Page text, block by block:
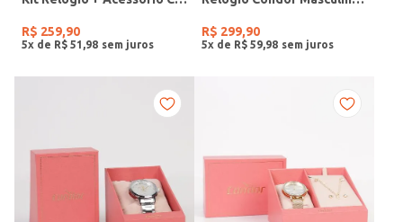
R$ 259,90
5x de R$ 51 98
R$ 299,90
5x de R$ 59 98